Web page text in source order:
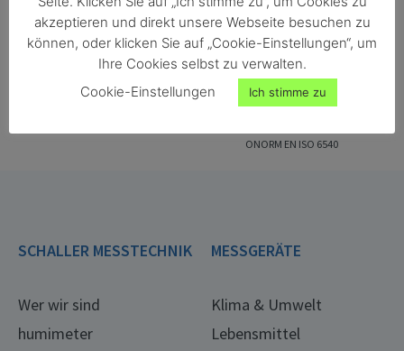
ONORM EN ISO 18134-2
ONORM EN ISO 287
ONORM EN ISO 6540
SCHALLER MESSTECHNIK
Wer wir sind
humimeter
MESSGERÄTE
Klima & Umwelt
Lebensmittel
akzeptieren und direkt unsere Webseite besuchen zu
können, oder klicken Sie auf „Cookie-Einstellungen“, um
Ihre Cookies selbst zu verwalten.
Cookie-Einstellungen
Ich stimme zu